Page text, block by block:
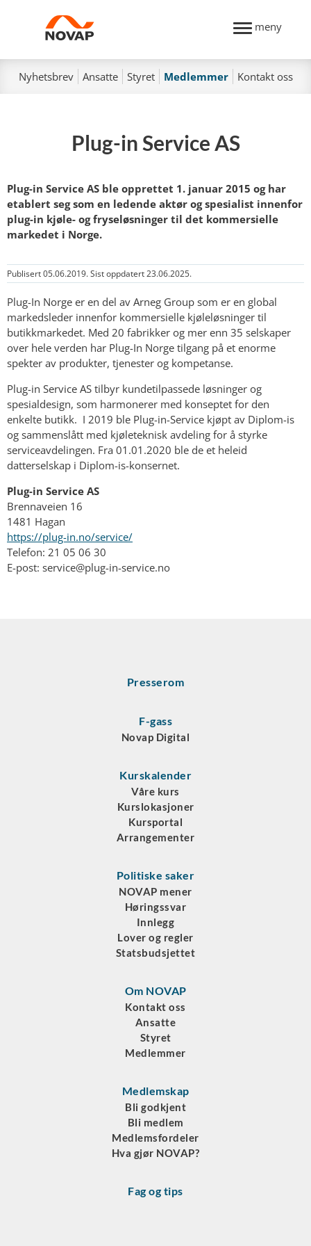
meny
Nyhetsbrev Ansatte Styret Medlemmer Kontakt oss
Plug-in Service AS
Plug-in Service AS ble opprettet 1. januar 2015 og har
etablert seg som en ledende aktør og spesialist innenfor
plug-in kjøle- og fryseløsninger til det kommersielle
markedet i Norge.
Publisert 05.06.2019. Sist oppdatert 23.06.2025.
Plug-In Norge er en del av Arneg Group som er en global
markedsleder innenfor kommersielle kjøleløsninger til
butikkmarkedet. Med 20 fabrikker og mer enn 35 selskaper
over hele verden har Plug-In Norge tilgang på et enorme
spekter av produkter, tjenester og kompetanse.
Plug-in Service AS tilbyr kundetilpassede løsninger og
spesialdesign, som harmonerer med konseptet for den
enkelte butikk. I 2019 ble Plug-in-Service kjøpt av Diplom-is
og sammenslått med kjøleteknisk avdeling for å styrke
serviceavdelingen. Fra 01.01.2020 ble de et heleid
datterselskap i Diplom-is-konsernet.
Plug-in Service AS​
Brennaveien 16
1481 Hagan
https://plug-in.no/service/
Telefon: 21 05 06 30
E-post: service@plug-in-service.no
Presserom
F-gass
Novap Digital
Kurskalender
Våre kurs
Kurslokasjoner
Kursportal
Arrangementer
Politiske saker
NOVAP mener
Høringssvar
Innlegg
Lover og regler
Statsbudsjettet
Om NOVAP
Kontakt oss
Ansatte
Styret
Medlemmer
Medlemskap
Bli godkjent
Bli medlem
Medlemsfordeler
Hva gjør NOVAP?
Fag og tips